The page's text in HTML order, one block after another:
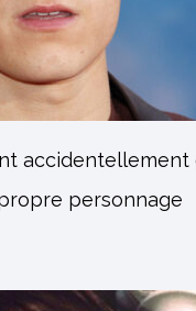
accidentellement
personnage